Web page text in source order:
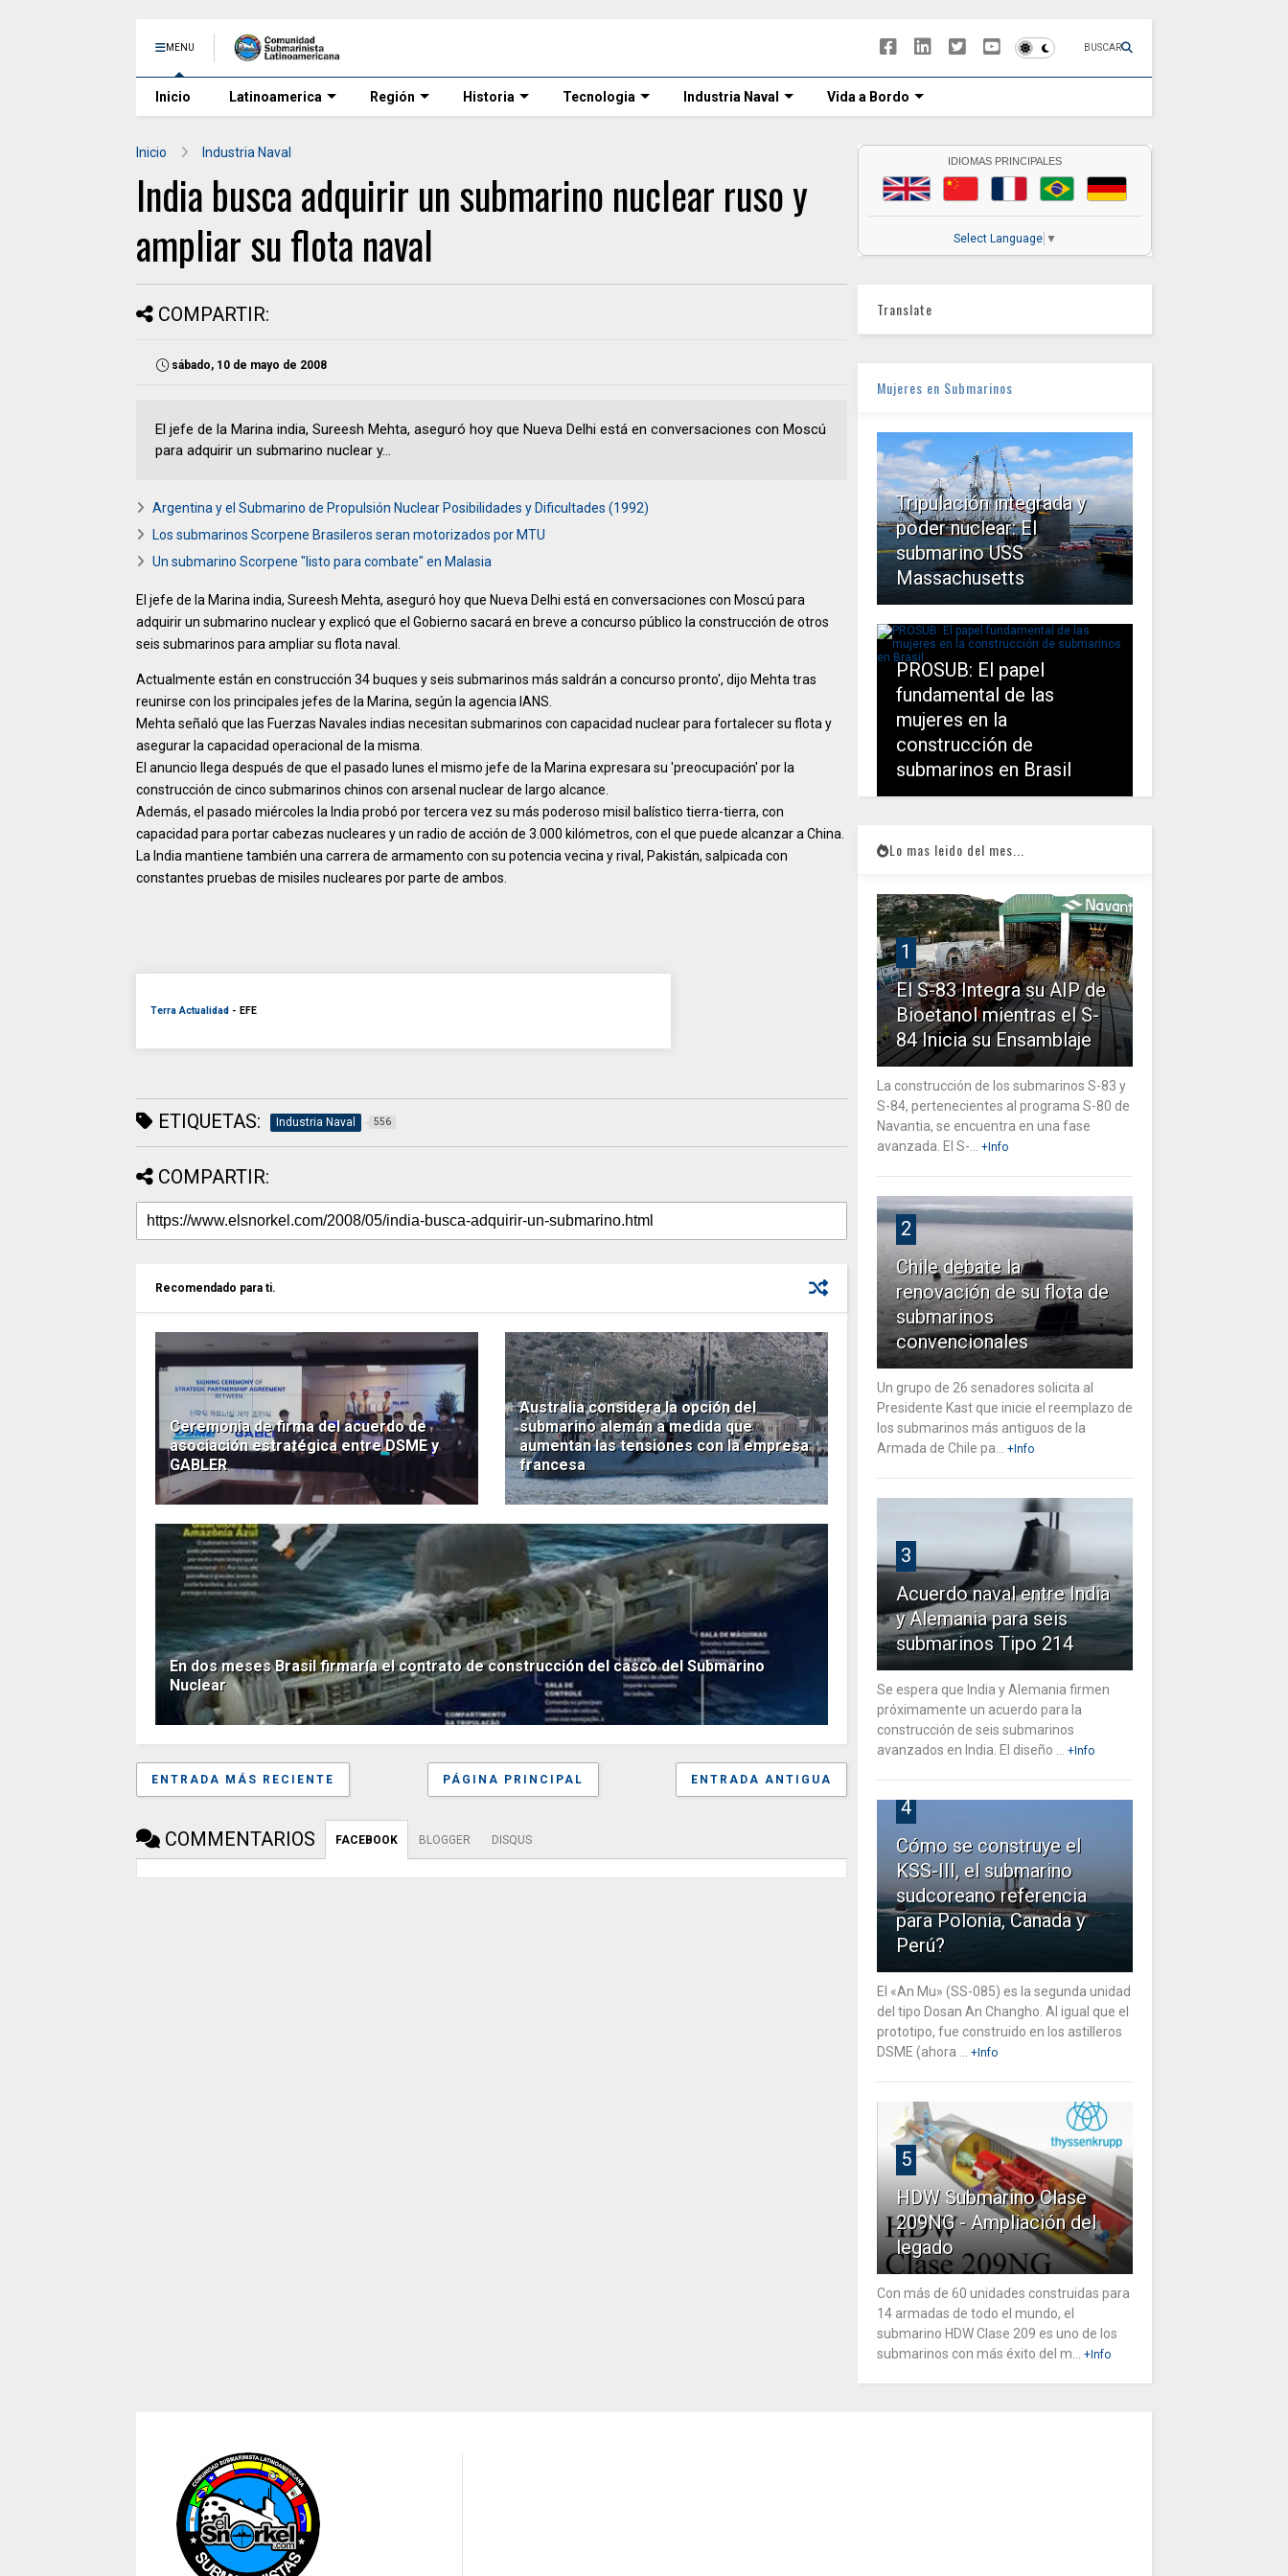
MENU BUSCAR
Inicio Latinoamerica Región Historia Tecnologia Industria Naval Vida a Bordo
Inicio Industria Naval
India busca adquirir un submarino nuclear ruso y
ampliar su flota naval
COMPARTIR:
sábado, 10 de mayo de 2008
El jefe de la Marina india, Sureesh Mehta, aseguró hoy que Nueva Delhi está en conversaciones con Moscú
para adquirir un submarino nuclear y...
Argentina y el Submarino de Propulsión Nuclear Posibilidades y Dificultades (1992)
Los submarinos Scorpene Brasileros seran motorizados por MTU
Un submarino Scorpene "listo para combate" en Malasia
El jefe de la Marina india, Sureesh Mehta, aseguró hoy que Nueva Delhi está en conversaciones con Moscú para
adquirir un submarino nuclear y explicó que el Gobierno sacará en breve a concurso público la construcción de otros
seis submarinos para ampliar su flota naval.
Actualmente están en construcción 34 buques y seis submarinos más saldrán a concurso pronto', dijo Mehta tras
reunirse con los principales jefes de la Marina, según la agencia IANS.
Mehta señaló que las Fuerzas Navales indias necesitan submarinos con capacidad nuclear para fortalecer su flota y
asegurar la capacidad operacional de la misma.
El anuncio llega después de que el pasado lunes el mismo jefe de la Marina expresara su 'preocupación' por la
construcción de cinco submarinos chinos con arsenal nuclear de largo alcance.
Además, el pasado miércoles la India probó por tercera vez su más poderoso misil balístico tierra-tierra, con
capacidad para portar cabezas nucleares y un radio de acción de 3.000 kilómetros, con el que puede alcanzar a China.
La India mantiene también una carrera de armamento con su potencia vecina y rival, Pakistán, salpicada con
constantes pruebas de misiles nucleares por parte de ambos.
Terra Actualidad - EFE
ETIQUETAS: Industria Naval 556
COMPARTIR:
Recomendado para ti.
Ceremonia de firma del acuerdo de
asociación estratégica entre DSME y
GABLER
Australia considera la opción del
submarino alemán a medida que
aumentan las tensiones con la empresa
francesa
En dos meses Brasil firmaría el contrato de construcción del casco del Submarino
Nuclear
ENTRADA MÁS RECIENTE ENTRADA ANTIGUA
PÁGINA PRINCIPAL
COMMENTARIOS FACEBOOK BLOGGER DISQUS
IDIOMAS PRINCIPALES
Select Language ▼
Translate
Mujeres en Submarinos
Tripulación integrada y
poder nuclear: El
submarino USS
Massachusetts
PROSUB: El papel
fundamental de las
mujeres en la
construcción de
submarinos en Brasil
Lo mas leido del mes...
1
El S-83 Integra su AIP de
Bioetanol mientras el S-
84 Inicia su Ensamblaje
La construcción de los submarinos S-83 y
S-84, pertenecientes al programa S-80 de
Navantia, se encuentra en una fase
avanzada. El S-...
+Info
2
Chile debate la
renovación de su flota de
submarinos
convencionales
Un grupo de 26 senadores solicita al
Presidente Kast que inicie el reemplazo de
los submarinos más antiguos de la
Armada de Chile pa...
+Info
3
Acuerdo naval entre India
y Alemania para seis
submarinos Tipo 214
Se espera que India y Alemania firmen
próximamente un acuerdo para la
construcción de seis submarinos
avanzados en India. El diseño ...
+Info
4
Cómo se construye el
KSS-III, el submarino
sudcoreano referencia
para Polonia, Canada y
Perú?
El «An Mu» (SS-085) es la segunda unidad
del tipo Dosan An Changho. Al igual que el
prototipo, fue construido en los astilleros
DSME (ahora ...
+Info
5
HDW Submarino Clase
209NG - Ampliación del
legado
Con más de 60 unidades construidas para
14 armadas de todo el mundo, el
submarino HDW Clase 209 es uno de los
submarinos con más éxito del m...
+Info